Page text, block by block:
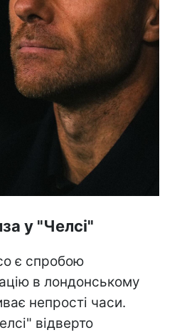
у "Челсі"
є спробою
в лондонському
непрості часи.
відверто